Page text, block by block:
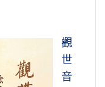
觀
世
音